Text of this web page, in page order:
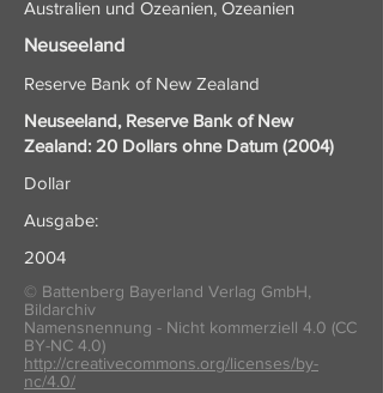
Australien und Ozeanien, Ozeanien
Neuseeland
Reserve Bank of New Zealand
Neuseeland, Reserve Bank of New
Zealand: 20 Dollars ohne Datum (2004)
Dollar
Ausgabe:
2004
© Battenberg Bayerland Verlag GmbH,
Bildarchiv
Namensnennung - Nicht kommerziell 4.0 (CC
BY-NC 4.0)
http://creativecommons.org/licenses/by-
nc/4.0/